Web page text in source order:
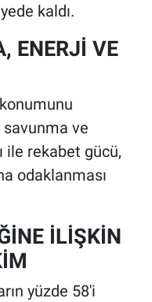
kaldı.
ENERJİ VE
ve
ile rekabet gücü,
odaklanması
İLİŞKİN
yüzde 58'i